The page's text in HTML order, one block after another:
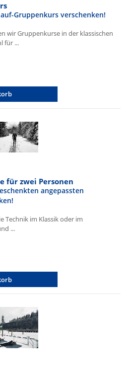
Gruppenkurs verschenken!
wir Gruppenkurse in der klassischen
für ...
für zwei Personen
angepassten
Technik im Klassik oder im
...